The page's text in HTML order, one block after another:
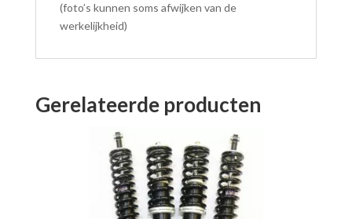
(foto’s kunnen soms afwijken van de
werkelijkheid)
Gerelateerde producten